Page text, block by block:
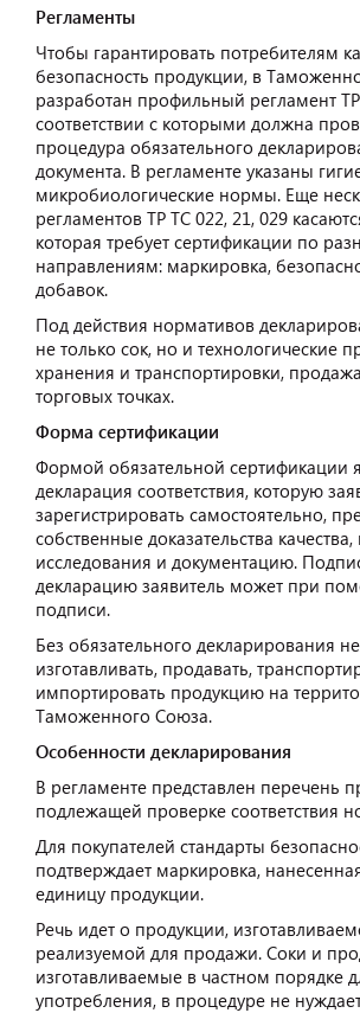
Регламенты
Чтобы гарантировать потребителям
безопасность продукции, в
разработан профильный регламент
соответствии с которыми должна
процедура обязательного
документа. В регламенте указаны
микробиологические нормы. Еще
регламентов ТР ТС 022, 21, 029
которая требует сертификации по
направлениям: маркировка,
добавок.
Под действия нормативов
не только сок, но и технологические
хранения и транспортировки,
торговых точках.
Форма сертификации
Формой обязательной сертификации
декларация соответствия, которую
зарегистрировать самостоятельно,
собственные доказательства
исследования и документацию.
декларацию заявитель может при
подписи.
Без обязательного декларирования
изготавливать, продавать,
импортировать продукцию на
Таможенного Союза.
Особенности декларирования
В регламенте представлен перечень
подлежащей проверке соответствия
Для покупателей стандарты
подтверждает маркировка,
единицу продукции.
Речь идет о продукции,
реализуемой для продажи. Соки и
изготавливаемые в частном порядке
употребления, в процедуре не